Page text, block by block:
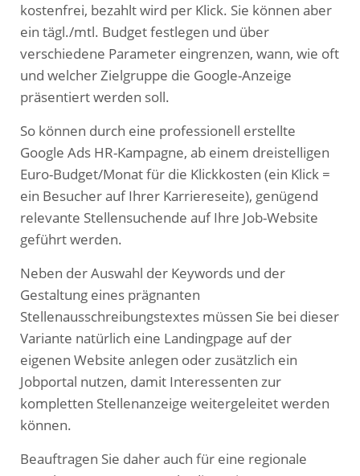
kostenfrei, bezahlt wird per Klick. Sie können aber
ein tägl./mtl. Budget festlegen und über
verschiedene Parameter eingrenzen, wann, wie oft
und welcher Zielgruppe die Google-Anzeige
präsentiert werden soll.
So können durch eine professionell erstellte
Google Ads HR-Kampagne, ab einem dreistelligen
Euro-Budget/Monat für die Klickkosten (ein Klick =
ein Besucher auf Ihrer Karriereseite), genügend
relevante Stellensuchende auf Ihre Job-Website
geführt werden.
Neben der Auswahl der Keywords und der
Gestaltung eines prägnanten
Stellenausschreibungstextes müssen Sie bei dieser
Variante natürlich eine Landingpage auf der
eigenen Website anlegen oder zusätzlich ein
Jobportal nutzen, damit Interessenten zur
kompletten Stellenanzeige weitergeleitet werden
können.
Beauftragen Sie daher auch für eine regionale